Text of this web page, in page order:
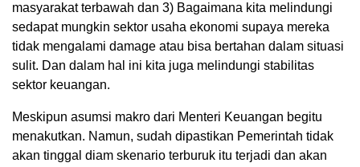
masyarakat terbawah dan 3) Bagaimana kita melindungi
sedapat mungkin sektor usaha ekonomi supaya mereka
tidak mengalami damage atau bisa bertahan dalam situasi
sulit. Dan dalam hal ini kita juga melindungi stabilitas
sektor keuangan.
Meskipun asumsi makro dari Menteri Keuangan begitu
menakutkan. Namun, sudah dipastikan Pemerintah tidak
akan tinggal diam skenario terburuk itu terjadi dan akan